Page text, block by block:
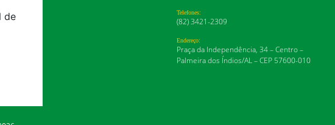
Telefones:
(82) 3421-2309
Endereço:
Praça da Independência, 34 – Centro –
Palmeira dos Índios/AL – CEP 57600-010